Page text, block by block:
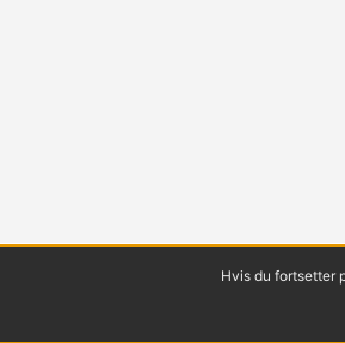
Hvis du fortsetter